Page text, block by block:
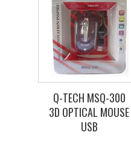
Q-TECH MSQ-300
3D OPTICAL MOUSE
USB